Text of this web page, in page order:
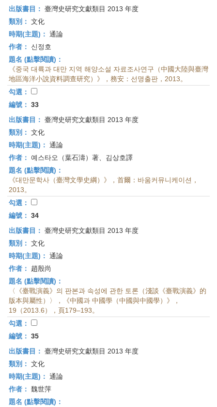
出版書目： 臺灣史研究文獻類目 2013 年度
類別： 文化
時期(主題)： 通論
作者：
신정호
題名 (點擊閱讀)：
《중국 대륙과 대만 지역 해양소설 자료조사연구（中國大陸與臺灣
地區海洋小說資料調查研究）》，務安：선명출판，2013。
勾選：
編號： 33
出版書目： 臺灣史研究文獻類目 2013 年度
類別： 文化
時期(主題)： 通論
作者： 예스타오（葉石濤）著、김상호譯
題名 (點擊閱讀)：
《대만문학사（臺灣文學史綱）》，首爾：바움커뮤니케이션，
2013。
勾選：
編號： 34
出版書目： 臺灣史研究文獻類目 2013 年度
類別： 文化
時期(主題)： 通論
作者：
趙殷尚
題名 (點擊閱讀)：
〈《臺戰演義》의 판본과 속성에 관한 토론（淺談《臺戰演義》的
版本與屬性）〉，《中國과 中國學（中國與中國學）》，
19（2013.6），頁179–193。
勾選：
編號： 35
出版書目： 臺灣史研究文獻類目 2013 年度
類別： 文化
時期(主題)： 通論
作者： 魏世萍
題名 (點擊閱讀)：